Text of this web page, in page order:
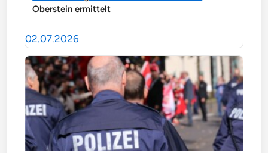
Oberstein ermittelt
02.07.2026